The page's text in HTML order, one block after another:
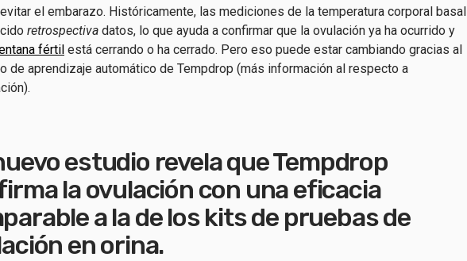
el embarazo. Históricamente, las mediciones de la temperatura corporal basal
retrospectiva datos, lo que ayuda a confirmar que la ovulación ya ha ocurrido y
fértil está cerrando o ha cerrado. Pero eso puede estar cambiando gracias al
de aprendizaje automático de Tempdrop (más información al respecto a
estudio revela que Tempdrop
la ovulación con una eficacia
a la de los kits de pruebas de
en orina.